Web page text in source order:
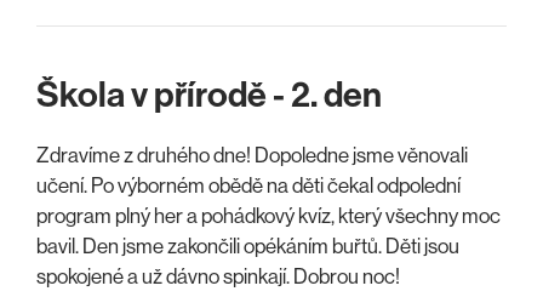
Škola v přírodě - 2. den
Zdravíme z druhého dne! Dopoledne jsme věnovali
učení. Po výborném obědě na děti čekal odpolední
program plný her a pohádkový kvíz, který všechny moc
bavil. Den jsme zakončili opékáním buřtů. Děti jsou
spokojené a už dávno spinkají. Dobrou noc!